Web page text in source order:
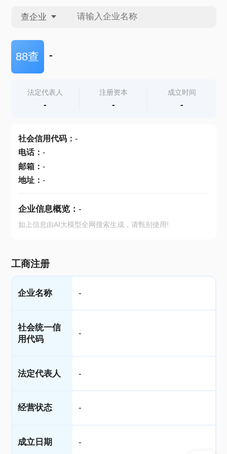
查企业
查企业
查产地
88查 -
法定代表人
-
注册资本
-
成立时间
-
社会信用代码： -
电话： -
邮箱： -
地址： -
企业信息概览： -
如上信息由AI大模型全网搜索生成，请甄别使用!
工商注册
企业名称 -
社会统一信
用代码
-
法定代表人 -
经营状态 -
成立日期 -